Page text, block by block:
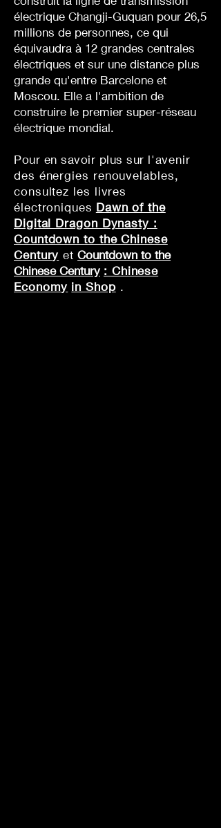
électrique Changji-Guquan pour 26,5
millions de personnes, ce qui
équivaudra à 12 grandes centrales
électriques et sur une distance plus
grande qu'entre Barcelone et
Moscou. Elle a l'ambition de
construire le premier super-réseau
électrique mondial.
Pour en savoir plus sur l'avenir
des énergies renouvelables,
consultez les livres
électroniques Dawn of the
Digital Dragon Dynasty :
Countdown to the Chinese
Century et Countdown to the
Chinese Century : Chinese
Economy in Shop.